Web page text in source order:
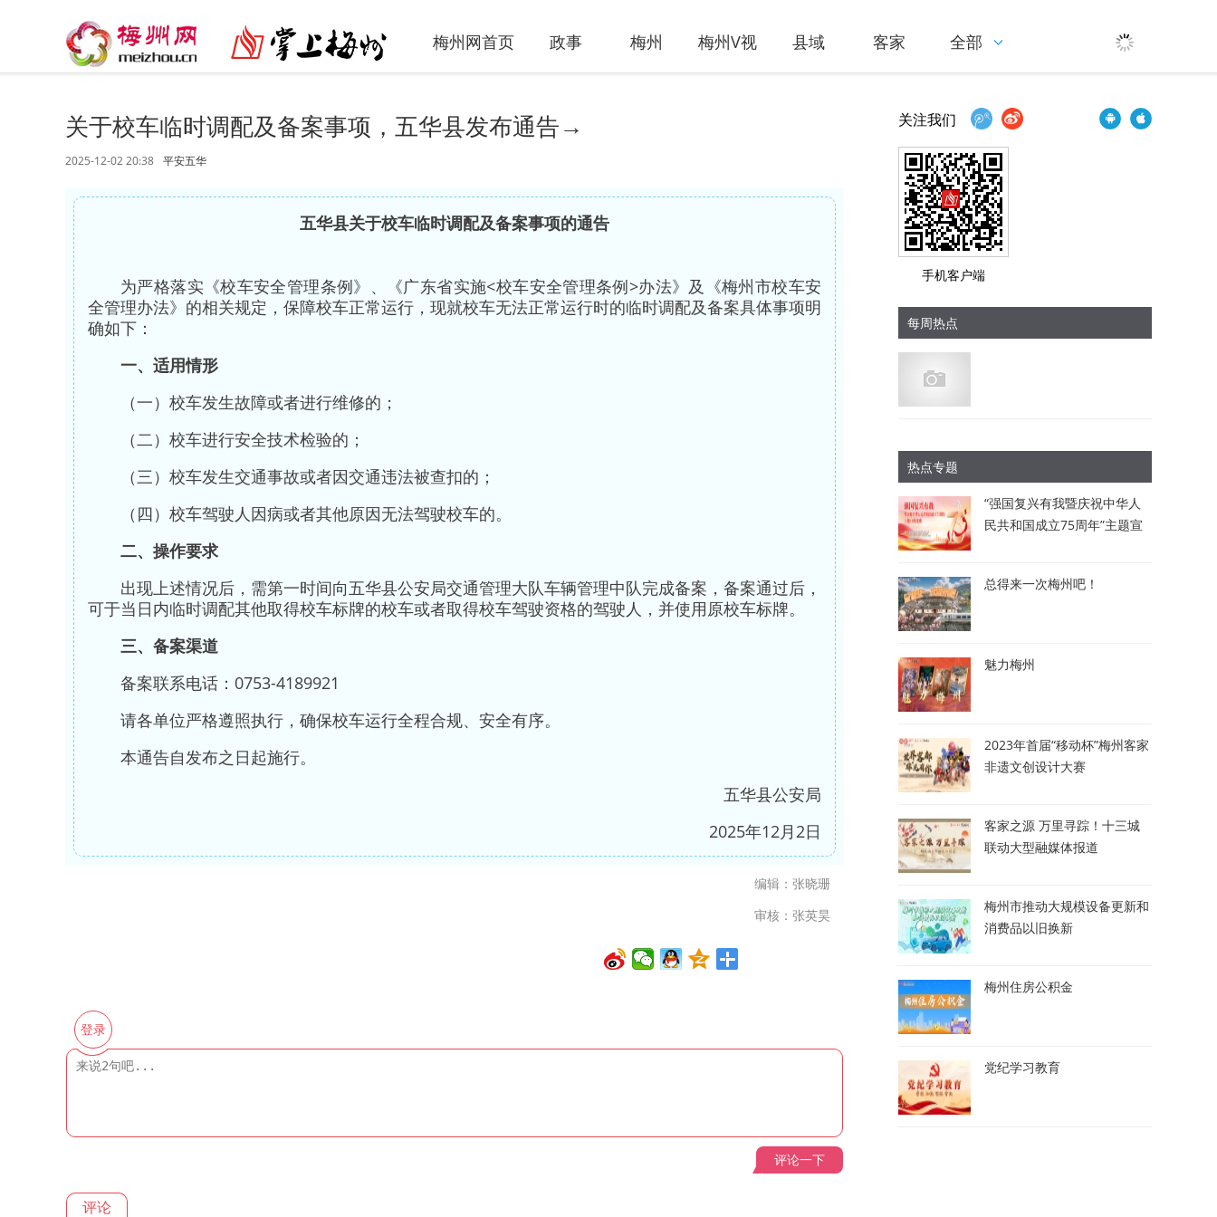
梅州网首页 政事 梅州 梅州V视 县域 客家 全部
关于校车临时调配及备案事项，五华县发布通告→
2025-12-02 20:38 平安五华
五华县关于校车临时调配及备案事项的通告
为严格落实《校车安全管理条例》、《广东省实施<校车安全管理条例>办法》及《梅州市校车安
全管理办法》的相关规定，保障校车正常运行，现就校车无法正常运行时的临时调配及备案具体事项明
确如下：
一、适用情形
（一）校车发生故障或者进行维修的；
（二）校车进行安全技术检验的；
（三）校车发生交通事故或者因交通违法被查扣的；
（四）校车驾驶人因病或者其他原因无法驾驶校车的。
二、操作要求
出现上述情况后，需第一时间向五华县公安局交通管理大队车辆管理中队完成备案，备案通过后，
可于当日内临时调配其他取得校车标牌的校车或者取得校车驾驶资格的驾驶人，并使用原校车标牌。
三、备案渠道
备案联系电话：0753-4189921
请各单位严格遵照执行，确保校车运行全程合规、安全有序。
本通告自发布之日起施行。
五华县公安局
2025年12月2日
编辑：张晓珊
审核：张英昊
登录
评论一下
评论
关注我们
手机客户端
每周热点
热点专题
“强国复兴有我暨庆祝中华人
民共和国成立75周年”主题宣
总得来一次梅州吧！
魅力梅州
2023年首届“移动杯”梅州客家
非遗文创设计大赛
客家之源 万里寻踪！十三城
联动大型融媒体报道
梅州市推动大规模设备更新和
消费品以旧换新
梅州住房公积金
党纪学习教育